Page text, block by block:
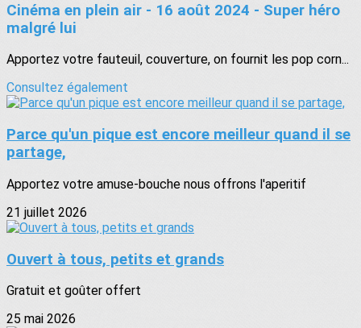
Cinéma en plein air - 16 août 2024 - Super héro
malgré lui
Apportez votre fauteuil, couverture, on fournit les pop corn...
Consultez également
Parce qu'un pique est encore meilleur quand il se
partage,
Apportez votre amuse-bouche nous offrons l'aperitif
21 juillet 2026
Ouvert à tous, petits et grands
Gratuit et goûter offert
25 mai 2026